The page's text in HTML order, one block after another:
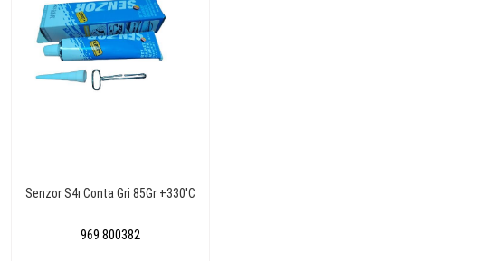
Senzor S4ı Conta Gri 85Gr +330'C
969 800382